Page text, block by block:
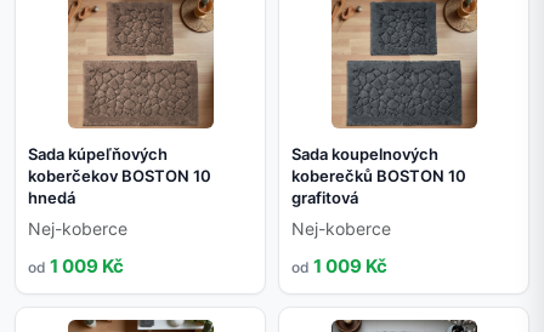
Sada kúpeľňových
koberčekov BOSTON 10
hnedá
Nej-koberce
od 1 009 Kč
Sada koupelnových
koberečků BOSTON 10
grafitová
Nej-koberce
od 1 009 Kč